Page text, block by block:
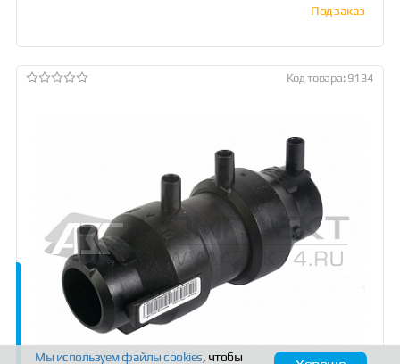
Под заказ
Код товара: 9134
Мы используем файлыcookies , чтобы